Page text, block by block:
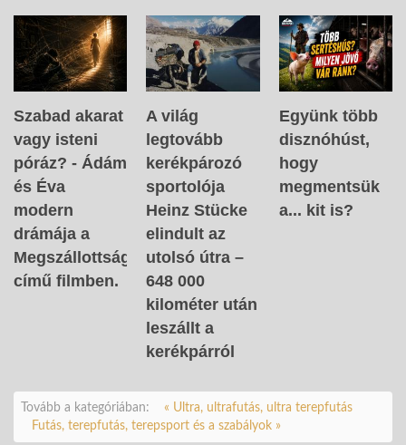
Szabad akarat
vagy isteni
póráz? - Ádám
és Éva
modern
drámája a
Megszállottság
című filmben.
A világ
legtovább
kerékpározó
sportolója
Heinz Stücke
elindult az
utolsó útra –
648 000
kilométer után
leszállt a
kerékpárról
Együnk több
disznóhúst,
hogy
megmentsük
a... kit is?
Tovább a kategóriában:
« Ultra, ultrafutás, ultra terepfutás
Futás, terepfutás, terepsport és a szabályok »